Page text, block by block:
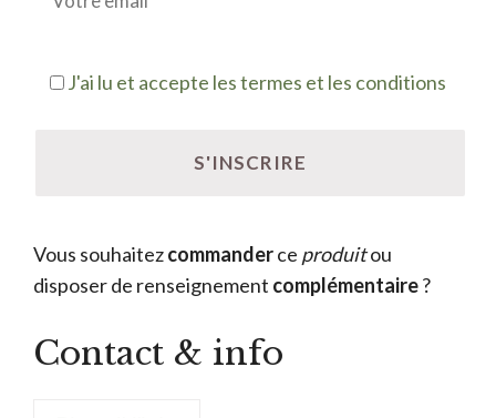
J'ai lu et accepte les termes et les conditions
Vous souhaitezcommanderce produitou
disposer de renseignement complémentaire?
Contact & info